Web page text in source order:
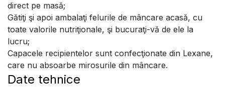
direct pe masă;
Gătiţi şi apoi ambalaţi felurile de mâncare acasă, cu
toate valorile nutriţionale, şi bucuraţi-vă de ele la
lucru;
Capacele recipientelor sunt confecţionate din Lexane,
care nu absoarbe mirosurile din mâncare.
Date tehnice